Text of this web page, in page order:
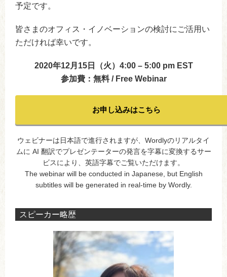
予定です。
皆さまのオフィス・イノベーションの検討にご活用い
ただければ幸いです。
2020年12月15日（火）4:00 – 5:00 pm EST
参加費：無料/ Free Webinar
お申し込みはこちら
ウェビナーは日本語で進行されますが、Wordlyのリアルタイ
ムに AI 翻訳でプレゼンテーターの発言を字幕に変換するサー
ビスにより、英語字幕でご覧いただけます。
The webinar will be conducted in Japanese, but English
subtitles will be generated in real-time by Wordly.
スピーカー略歴